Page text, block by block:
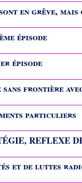
en grêve,
épisode
épisode
sans frontière
particuliers
REFLEXE
et de luttes